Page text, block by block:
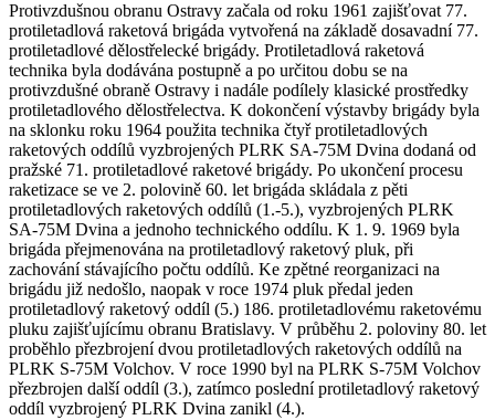
Protivzdušnou obranu Ostravy začala od roku 1961 zajišťovat 77.
protiletadlová raketová brigáda vytvořená na základě dosavadní 77.
protiletadlové dělostřelecké brigády. Protiletadlová raketová
technika byla dodávána postupně a po určitou dobu se na
protivzdušné obraně Ostravy i nadále podílely klasické prostředky
protiletadlového dělostřelectva. K dokončení výstavby brigády byla
na sklonku roku 1964 použita technika čtyř protiletadlových
raketových oddílů vyzbrojených PLRK SA-75M Dvina dodaná od
pražské 71. protiletadlové raketové brigády. Po ukončení procesu
raketizace se ve 2. polovině 60. let brigáda skládala z pěti
protiletadlových raketových oddílů (1.-5.), vyzbrojených PLRK
SA-75M Dvina a jednoho technického oddílu. K 1. 9. 1969 byla
brigáda přejmenována na protiletadlový raketový pluk, při
zachování stávajícího počtu oddílů. Ke zpětné reorganizaci na
brigádu již nedošlo, naopak v roce 1974 pluk předal jeden
protiletadlový raketový oddíl (5.) 186. protiletadlovému raketovému
pluku zajišťujícímu obranu Bratislavy. V průběhu 2. poloviny 80. let
proběhlo přezbrojení dvou protiletadlových raketových oddílů na
PLRK S-75M Volchov. V roce 1990 byl na PLRK S-75M Volchov
přezbrojen další oddíl (3.), zatímco poslední protiletadlový raketový
oddíl vyzbrojený PLRK Dvina zanikl (4.).